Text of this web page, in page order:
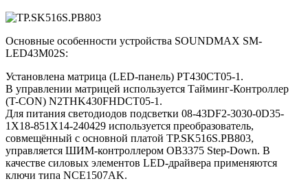
Основные особенности устройства SOUNDMAX SM-
LED43M02S:
Установлена матрица (LED-панель) PT430CT05-1.
В управлении матрицей используется Тайминг-Контроллер
(T-CON) N2THK430FHDCT05-1.
Для питания светодиодов подсветки 08-43DF2-3030-0D35-
1X18-851X14-240429 используется преобразователь,
совмещённый с основной платой TP.SK516S.PB803,
управляется ШИМ-контроллером OB3375 Step-Down. В
качестве силовых элементов LED-драйвера применяются
ключи типа NCE1507AK.